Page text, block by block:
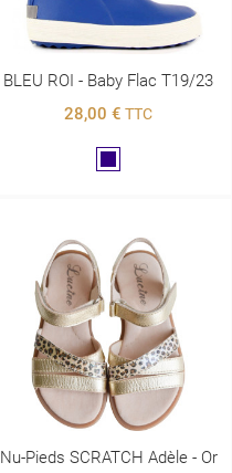
BLEU ROI - Baby Flac T19/23
28,00 € TTC
Nu-Pieds SCRATCH Adèle - Or